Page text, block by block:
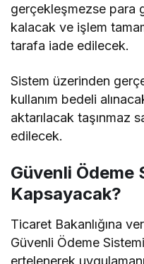
gerçekleşmezse para
kalacak ve işlem
tarafa iade edilecek.
Sistem üzerinden
kullanım bedeli
aktarılacak taşınmaz
edilecek.
Güvenli Ödeme
Kapsayacak?
Ticaret Bakanlığına
Güvenli Ödeme
ertelenerek